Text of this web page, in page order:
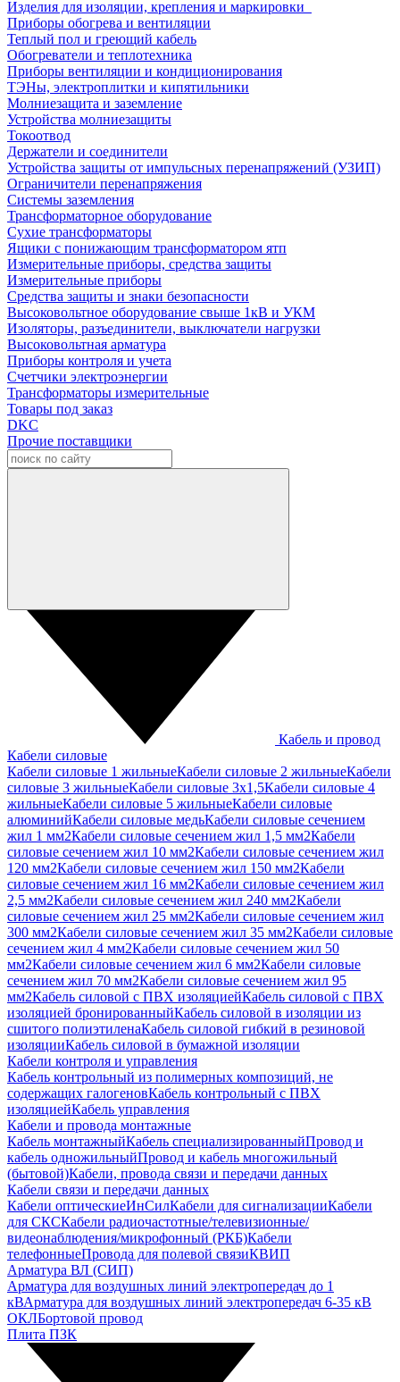
Изделия для изоляции, крепления и маркировки
Приборы обогрева и вентиляции
Теплый пол и греющий кабель
Обогреватели и теплотехника
Приборы вентиляции и кондиционирования
ТЭНы, электроплитки и кипятильники
Молниезащита и заземление
Устройства молниезащиты
Токоотвод
Держатели и соединители
Устройства защиты от импульсных перенапряжений (УЗИП)
Ограничители перенапряжения
Системы заземления
Трансформаторное оборудование
Сухие трансформаторы
Ящики с понижающим трансформатором ятп
Измерительные приборы, средства защиты
Измерительные приборы
Средства защиты и знаки безопасности
Высоковольтное оборудование свыше 1кВ и УКМ
Изоляторы, разъединители, выключатели нагрузки
Высоковольтная арматура
Приборы контроля и учета
Счетчики электроэнергии
Трансформаторы измерительные
Товары под заказ
DKC
Прочие поставщики
Кабель и провод
Кабели силовые
Кабели силовые 1 жильныеКабели силовые 2 жильныеКабели
силовые 3 жильныеКабели силовые 3х1,5Кабели силовые 4
жильныеКабели силовые 5 жильныеКабели силовые
алюминийКабели силовые медьКабели силовые сечением
жил 1 мм2Кабели силовые сечением жил 1,5 мм2Кабели
силовые сечением жил 10 мм2Кабели силовые сечением жил
120 мм2Кабели силовые сечением жил 150 мм2Кабели
силовые сечением жил 16 мм2Кабели силовые сечением жил
2,5 мм2Кабели силовые сечением жил 240 мм2Кабели
силовые сечением жил 25 мм2Кабели силовые сечением жил
300 мм2Кабели силовые сечением жил 35 мм2Кабели силовые
сечением жил 4 мм2Кабели силовые сечением жил 50
мм2Кабели силовые сечением жил 6 мм2Кабели силовые
сечением жил 70 мм2Кабели силовые сечением жил 95
мм2Кабель силовой с ПВХ изоляциейКабель силовой с ПВХ
изоляцией бронированныйКабель силовой в изоляции из
сшитого полиэтиленаКабель силовой гибкий в резиновой
изоляцииКабель силовой в бумажной изоляции
Кабели контроля и управления
Кабель контрольный из полимерных композиций, не
содержащих галогеновКабель контрольный с ПВХ
изоляциейКабель управления
Кабели и провода монтажные
Кабель монтажныйКабель специализированныйПровод и
кабель одножильныйПровод и кабель многожильный
(бытовой)Кабели, провода связи и передачи данных
Кабели связи и передачи данных
Кабели оптическиеИнСилКабели для сигнализацииКабели
для СКСКабели радиочастотные/телевизионные/
видеонаблюдения/микрофонный (РКБ)Кабели
телефонныеПровода для полевой связиКВИП
Арматура ВЛ (СИП)
Арматура для воздушных линий электропередач до 1
кВАрматура для воздушных линий электропередач 6-35 кВ
ОКЛБортовой провод
Плита ПЗК